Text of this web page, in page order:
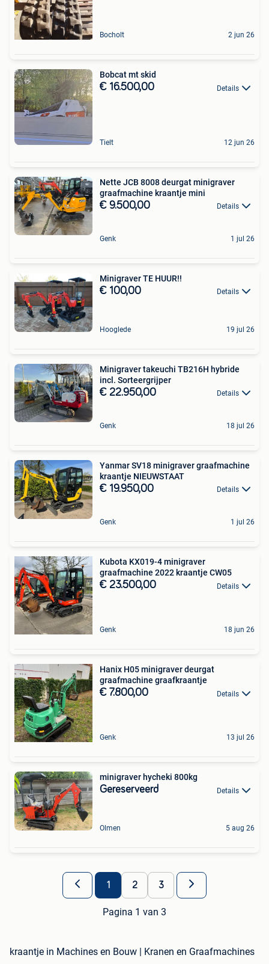
Bocholt 2 jun 26
Bobcat mt skid
€ 16.500,00 Details
Tielt 12 jun 26
Nette JCB 8008 deurgat minigraver
graafmachine kraantje mini
€ 9.500,00 Details
Genk 1 jul 26
Minigraver TE HUUR!!
€ 100,00 Details
Hooglede 19 jul 26
Minigraver takeuchi TB216H hybride
incl. Sorteergrijper
€ 22.950,00 Details
Genk 18 jul 26
Yanmar SV18 minigraver graafmachine
kraantje NIEUWSTAAT
€ 19.950,00 Details
Genk 1 jul 26
Kubota KX019-4 minigraver
graafmachine 2022 kraantje CW05
€ 23.500,00 Details
Genk 18 jun 26
Hanix H05 minigraver deurgat
graafmachine graafkraantje
€ 7.800,00 Details
Genk 13 jul 26
minigraver hycheki 800kg
Gereserveerd Details
Olmen 5 aug 26
1 2 3
Pagina 1 van 3
kraantje in Machines en Bouw | Kranen en Graafmachines